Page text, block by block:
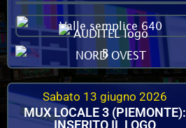
Sabato 13 giugno 2026
MUX LOCALE 3 (PIEMONTE):
INSERITO IL LOGO